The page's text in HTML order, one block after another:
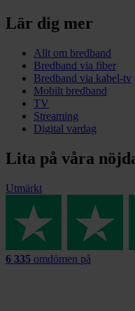
Lär dig mer
Allt om bredband
Bredband via fiber
Bredband via kabel-tv
Mobilt bredband
TV
Streaming
Digital vardag
Lita på våra
Utmärkt
6 335 omdömen på